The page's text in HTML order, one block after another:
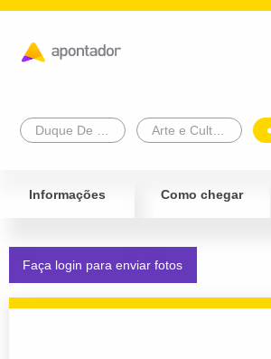
Informações Como chegar
Faça login para enviar fotos